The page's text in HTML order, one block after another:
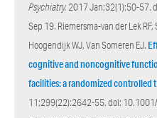
Psychiatry. 2017 Jan;32(1):50-57.
Sep 19. Riemersma-van der Lek RF,
Hoogendijk WJ, Van Someren EJ.
cognitive and noncognitive
facilities: a randomized controlled
11;299(22):2642-55. doi: